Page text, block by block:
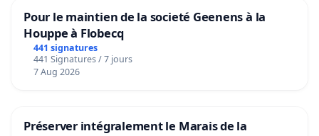
Pour le maintien de la societé Geenens à la
Houppe à Flobecq
441 signatures
441 Signatures / 7 jours
7 Aug 2026
Préserver intégralement le Marais de la